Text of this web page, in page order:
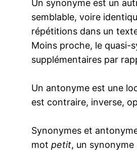
Un synonyme est un
semblable, voire
répétitions dans un
Moins proche, le quasi-
supplémentaires par
Un antonyme est une
est contraire, inverse,
Synonymes et
mot petit, un synonyme